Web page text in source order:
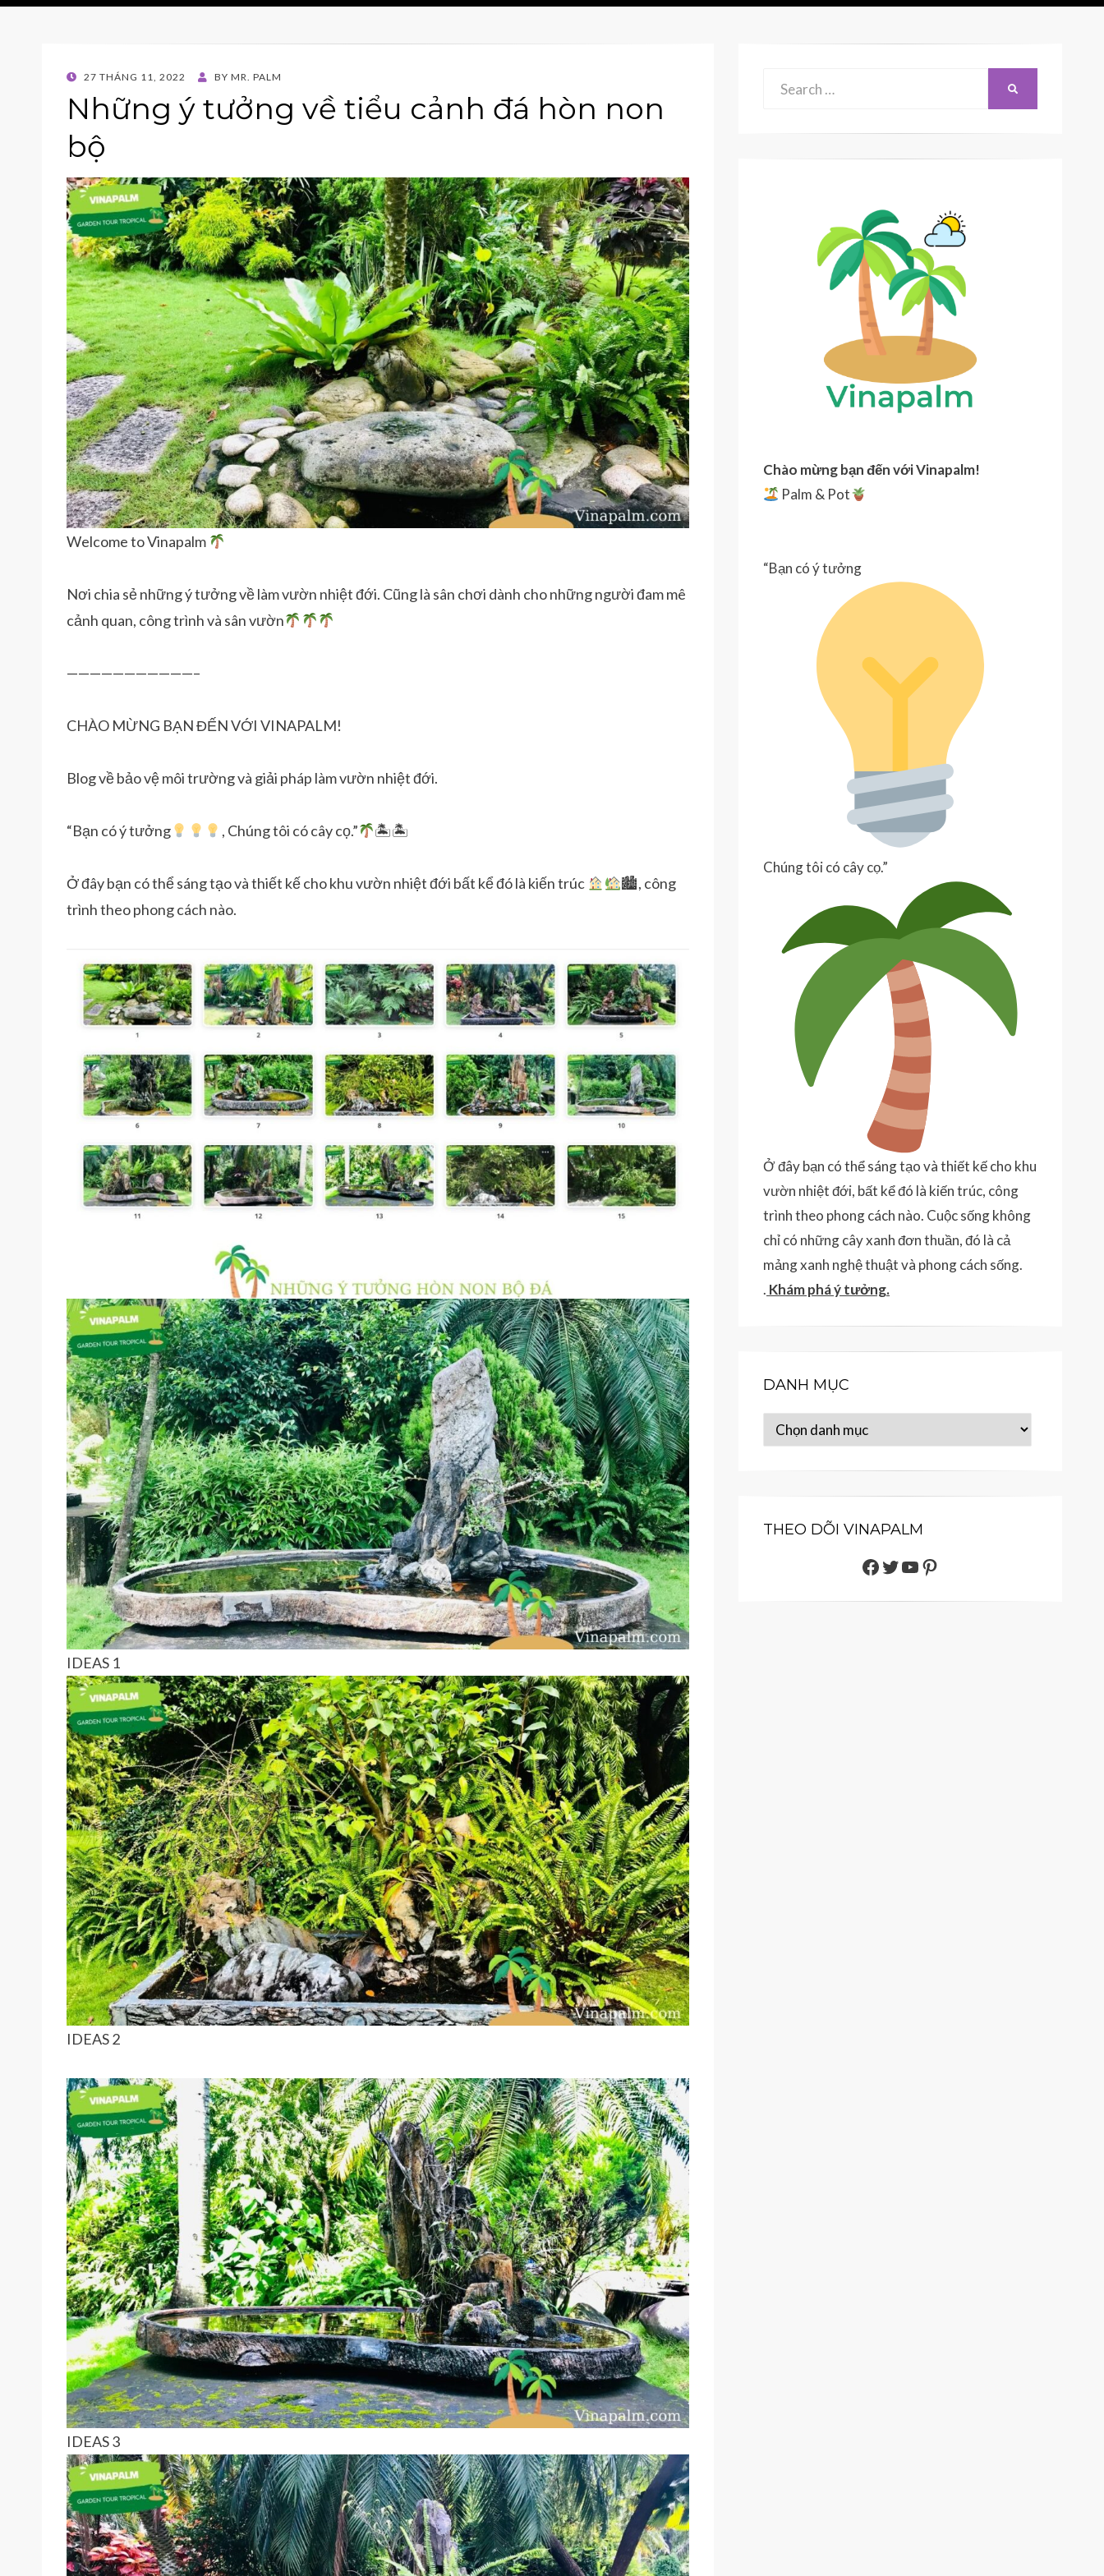
POSTED
27 THÁNG 11, 2022 BY MR. PALM
Những ý tưởng về tiểu cảnh đá hòn non
bộ
Welcome to Vinapalm
Nơi chia sẻ những ý tưởng về làm vườn nhiệt đới. Cũng là sân chơi dành cho những người đam mê
cảnh quan, công trình và sân vườn
———————————–
CHÀO MỪNG BẠN ĐẾN VỚI VINAPALM!
Blog về bảo vệ môi trường và giải pháp làm vườn nhiệt đới.
“Bạn có ý tưởng , Chúng tôi có cây cọ.” 🏝🏝
Ở đây bạn có thể sáng tạo và thiết kế cho khu vườn nhiệt đới bất kể đó là kiến trúc
🏙, công
trình theo phong cách nào.
IDEAS 1
IDEAS 2
IDEAS 3
Search
Chào mừng bạn đến vớiVinapalm!
Palm & Pot
“Bạn có ý tưởng
Chúng tôi có cây cọ.”
Ở đây bạn có thể sáng tạo và thiết kế cho khu
vườn nhiệt đới, bất kể đó là kiến trúc, công
trình theo phong cách nào. Cuộc sống không
chỉ có những cây xanh đơn thuần, đó là cả
mảng xanh nghệ thuật và phong cách sống.
. Khám phá ý tưởng.
DANH MỤC
Danh
mục
THEO DÕI VINAPALM
Facebook
Twitter
Youtube
Pinterest